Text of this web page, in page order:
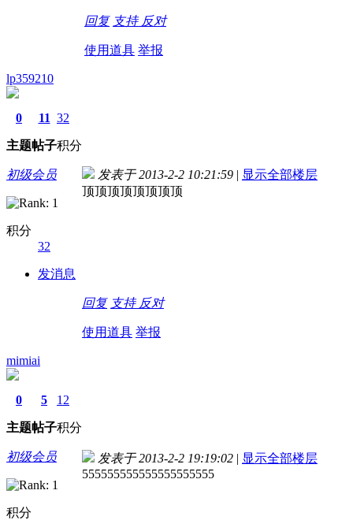
回复 支持 反对
使用道具 举报
lp359210
0
主题
11
帖子
32
积分
初级会员
积分
32
发消息
发表于 2013-2-2 10:21:59 | 显示全部楼层
顶顶顶顶顶顶顶顶
回复 支持 反对
使用道具 举报
mimiai
0
主题
5
帖子
12
积分
初级会员
积分
发表于 2013-2-2 19:19:02 | 显示全部楼层
555555555555555555555